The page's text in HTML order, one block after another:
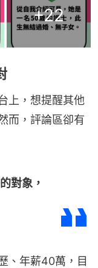
+22
上，想提醒其他
而，評論區卻有
對象，
、年薪40萬，目